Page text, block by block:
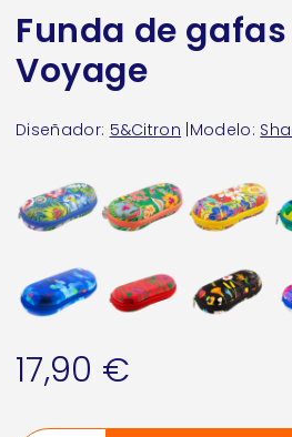
Funda de
Voyage
Diseñador: 5&Citron Modelo:
17,90 €